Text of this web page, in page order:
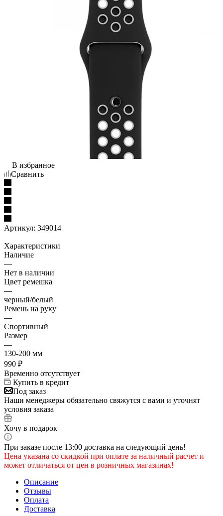
В избранное
Сравнить
Артикул: 349014
Характеристики
Наличие
—
Нет в наличии
Цвет ремешка
—
черный/белый
Ремень на руку
—
Спортивный
Размер
—
130-200 мм
990 ₽
Временно отсутствует
Купить в кредит
Под заказ
Наши менеджеры обязательно свяжутся с вами и уточнят
условия заказа
Хочу в подарок
При заказе после 13:00 доставка на следующий день!
Цена указана со скидкой при оплате за наличный расчет и
может отличаться от цен в розничных магазинах!
Описание
Отзывы
Оплата
Доставка